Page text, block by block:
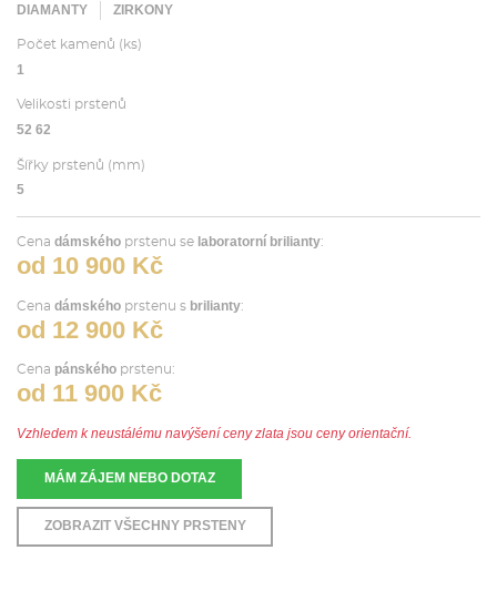
DIAMANTY ZIRKONY
Počet kamenů (ks)
1
Velikosti prstenů
52 62
Šířky prstenů (mm)
5
Cena dámského prstenu se laboratorní brilianty:
od 10 900 Kč
Cena dámského prstenu s brilianty:
od 12 900 Kč
Cena pánského prstenu:
od 11 900 Kč
Vzhledem k neustálému navýšení ceny zlata jsou ceny orientační.
MÁM ZÁJEM NEBO DOTAZ
ZOBRAZIT VŠECHNY PRSTENY